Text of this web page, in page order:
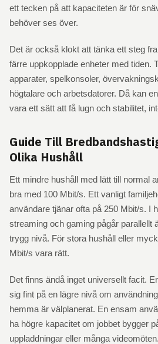
ett tecken på att kapaciteten är för
behöver ses över.
Det är också klokt att tänka ett steg
färre uppkopplade enheter med tiden.
apparater, spelkonsoler,
högtalare och arbetsdatorer. Då kan
vara ett sätt att få lugn och stabilitet,
Guide Till
Olika Hushåll
Ett mindre hushåll med lätt till normal
bra med 100 Mbit/s. Ett vanligt
användare tjänar ofta på 250 Mbit/s. I
streaming och gaming pågår parallellt
trygg nivå. För stora hushåll eller
Mbit/s vara rätt.
Det finns ändå inget universellt facit.
sig fint på en lägre nivå om
hemma är välplanerat. En ensam
ha högre kapacitet om jobbet bygger
uppladdningar eller många